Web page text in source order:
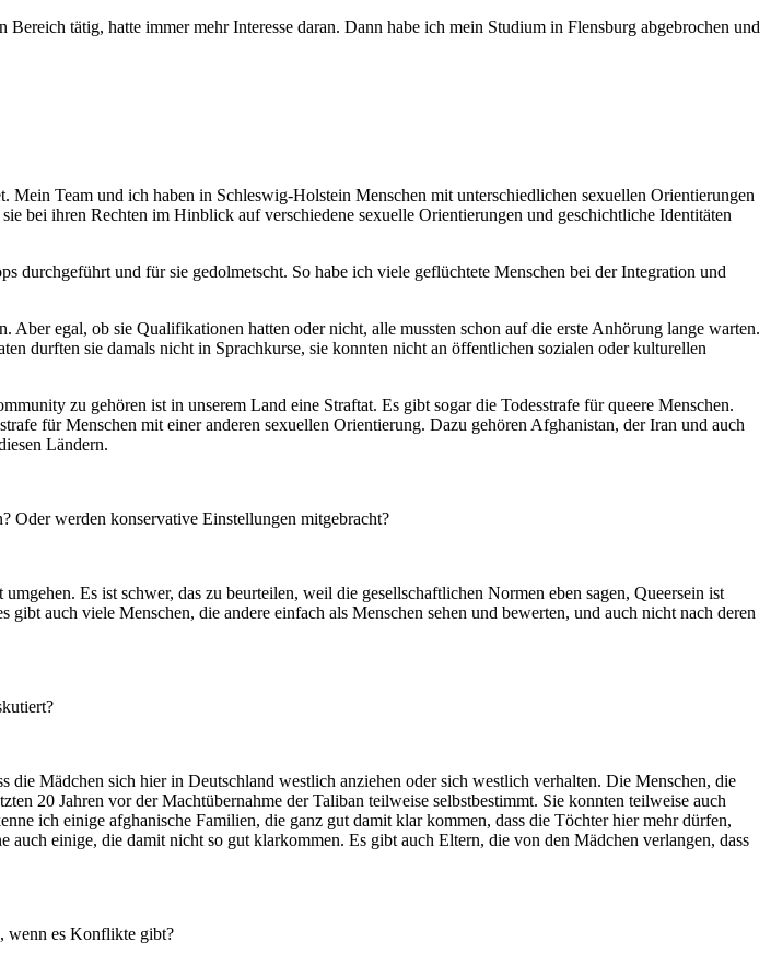
tätig, hatte immer mehr Interesse daran. Dann habe ich mein Studium in Flensburg abgebrochen und
Team und ich haben in Schleswig-Holstein Menschen mit unterschiedlichen sexuellen Orientierungen
bei ihren Rechten im Hinblick auf verschiedene sexuelle Orientierungen und geschichtliche Identitäten
durchgeführt und für sie gedolmetscht. So habe ich viele geflüchtete Menschen bei der Integration und
egal, ob sie Qualifikationen hatten oder nicht, alle mussten schon auf die erste Anhörung lange warten.
durften sie damals nicht in Sprachkurse, sie konnten nicht an öffentlichen sozialen oder kulturellen
zu gehören ist in unserem Land eine Straftat. Es gibt sogar die Todesstrafe für queere Menschen.
für Menschen mit einer anderen sexuellen Orientierung. Dazu gehören Afghanistan, der Iran und auch
Ländern.
Oder werden konservative Einstellungen mitgebracht?
Es ist schwer, das zu beurteilen, weil die gesellschaftlichen Normen eben sagen, Queersein ist
auch viele Menschen, die andere einfach als Menschen sehen und bewerten, und auch nicht nach deren
Mädchen sich hier in Deutschland westlich anziehen oder sich westlich verhalten. Die Menschen, die
20 Jahren vor der Machtübernahme der Taliban teilweise selbstbestimmt. Sie konnten teilweise auch
ich einige afghanische Familien, die ganz gut damit klar kommen, dass die Töchter hier mehr dürfen,
einige, die damit nicht so gut klarkommen. Es gibt auch Eltern, die von den Mädchen verlangen, dass
wenn es Konflikte gibt?